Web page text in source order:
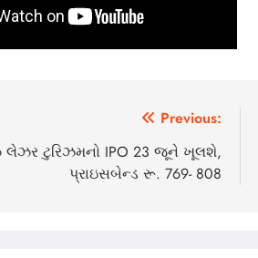
Previous:
લેઝર ટુરિઝમનો IPO 23 જૂને ખૂલશે,
પ્રાઇસબેન્ડ રૂ. 769- 808